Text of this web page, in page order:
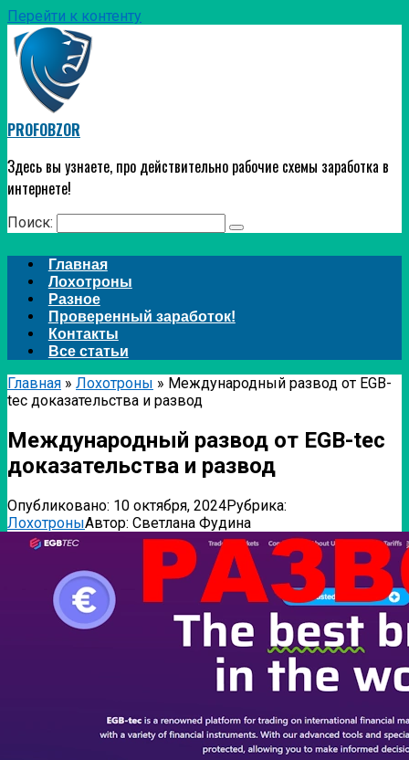
Перейти к контенту
PROFOBZOR
Здесь вы узнаете, про действительно рабочие схемы заработка в
интернете!
Поиск:
Главная
Лохотроны
Разное
Проверенный заработок!
Контакты
Все статьи
Главная » Лохотроны » Международный развод от EGB-
tec доказательства и развод
Международный развод от EGB-tec
доказательства и развод
Опубликовано: 10 октября, 2024Рубрика:
ЛохотроныАвтор: Светлана Фудина